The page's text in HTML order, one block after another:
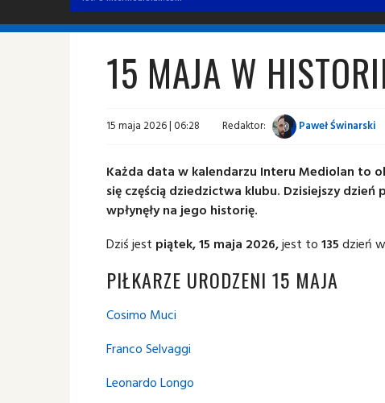
15 MAJA W
15 maja 2026 | 06:28 Redaktor: Paweł Świnarski
Każda data w kalendarzu Interu Mediolan to
się częścią dziedzictwa klubu. Dzisiejszy
wpłynęły na jego historię.
Dziś jest piątek, 15 maja 2026,jest to 135 dzień
PIŁKARZE URODZENI 15 MAJA
Cosimo Muci
Franco Selvaggi
Leonardo Longo